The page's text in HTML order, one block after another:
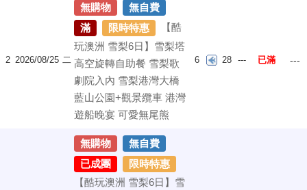
2 2026/08/25 二
無購物
無自費
滿
限時特惠
【酷
玩澳洲 雪梨6日】雪梨塔
高空旋轉自助餐 雪梨歌
劇院入內 雪梨港灣大橋
藍山公園+觀景纜車 港灣
遊船晚宴 可愛無尾熊
6 28 --- 已滿 ---
無購物
無自費
已成團
限時特惠
【酷玩澳洲 雪梨6日】雪